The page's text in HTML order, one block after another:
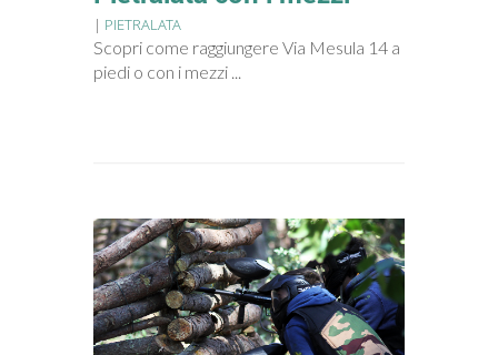
| PIETRALATA
Scopri come raggiungere Via Mesula 14 a
piedi o con i mezzi ...